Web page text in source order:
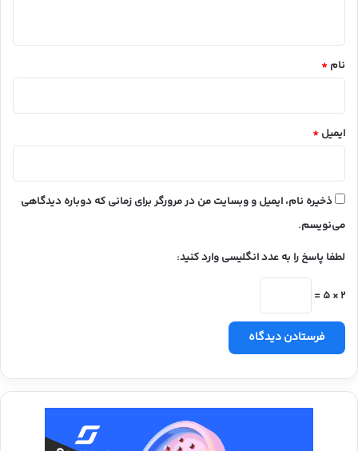
نام *
ایمیل *
ذخیره نام، ایمیل و وبسایت من در مرورگر برای زمانی که دوباره دیدگاهی
می‌نویسم.
لطفا پاسخ را به عدد انگلیسی وارد کنید:
2 × 5 =